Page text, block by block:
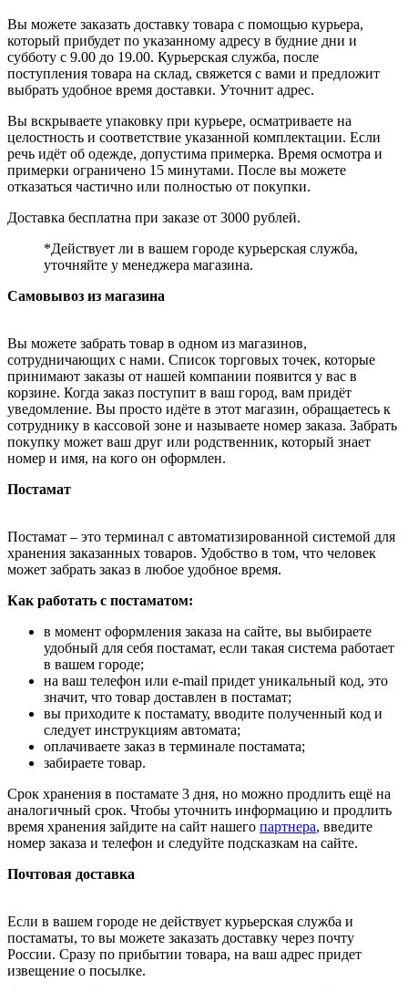
Вы можете заказать доставку товара с помощью курьера,
который прибудет по указанному адресу в будние дни и
субботу с 9.00 до 19.00. Курьерская служба, после
поступления товара на склад, свяжется с вами и предложит
выбрать удобное время доставки. Уточнит адрес.
Вы вскрываете упаковку при курьере, осматриваете на
целостность и соответствие указанной комплектации. Если
речь идёт об одежде, допустима примерка. Время осмотра и
примерки ограничено 15 минутами. После вы можете
отказаться частично или полностью от покупки.
Доставка бесплатна при заказе от 3000 рублей.
*Действует ли в вашем городе курьерская служба,
уточняйте у менеджера магазина.
Самовывоз из магазина
Вы можете забрать товар в одном из магазинов,
сотрудничающих с нами. Список торговых точек, которые
принимают заказы от нашей компании появится у вас в
корзине. Когда заказ поступит в ваш город, вам придёт
уведомление. Вы просто идёте в этот магазин, обращаетесь к
сотруднику в кассовой зоне и называете номер заказа. Забрать
покупку может ваш друг или родственник, который знает
номер и имя, на кого он оформлен.
Постамат
Постамат – это терминал с автоматизированной системой для
хранения заказанных товаров. Удобство в том, что человек
может забрать заказ в любое удобное время.
Как работать с постаматом:
в момент оформления заказа на сайте, вы выбираете
удобный для себя постамат, если такая система работает
в вашем городе;
на ваш телефон или e-mail придет уникальный код, это
значит, что товар доставлен в постамат;
вы приходите к постамату, вводите полученный код и
следует инструкциям автомата;
оплачиваете заказ в терминале постамата;
забираете товар.
Срок хранения в постамате 3 дня, но можно продлить ещё на
аналогичный срок. Чтобы уточнить информацию и продлить
время хранения зайдите на сайт нашего партнера, введите
номер заказа и телефон и следуйте подсказкам на сайте.
Почтовая доставка
Если в вашем городе не действует курьерская служба и
постаматы, то вы можете заказать доставку через почту
России. Сразу по прибытии товара, на ваш адрес придет
извещение о посылке.